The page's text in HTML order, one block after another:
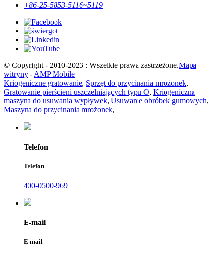
+86-25-5853-5116~5119
© Copyright - 2010-2023 : Wszelkie prawa zastrzeżone.Mapa
witryny - AMP Mobile
Kriogeniczne gratowanie, Sprzęt do przycinania mrożonek,
Gratowanie pierścieni uszczelniających typu O, Kriogeniczna
maszyna do usuwania wypływek, Usuwanie obróbek gumowych,
Maszyna do przycinania mrożonek,
Telefon
Telefon
400-0500-969
E-mail
E-mail